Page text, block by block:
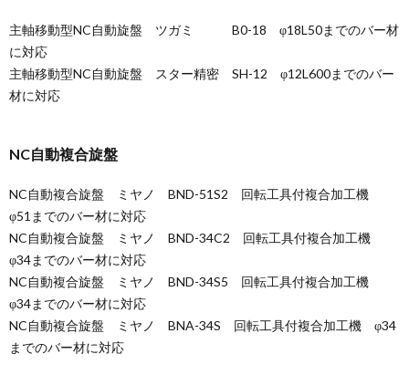
主軸移動型NC自動旋盤 ツガミ B0-18 φ18L50までのバー材
に対応
主軸移動型NC自動旋盤 スター精密 SH-12 φ12L600までのバー
材に対応
NC自動複合旋盤
NC自動複合旋盤 ミヤノ BND-51S2 回転工具付複合加工機
φ51までのバー材に対応
NC自動複合旋盤 ミヤノ BND-34C2 回転工具付複合加工機
φ34までのバー材に対応
NC自動複合旋盤 ミヤノ BND-34S5 回転工具付複合加工機
φ34までのバー材に対応
NC自動複合旋盤 ミヤノ BNA-34S 回転工具付複合加工機 φ34
までのバー材に対応